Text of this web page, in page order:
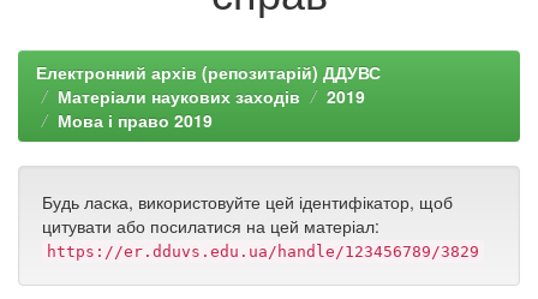
Електронний архів (репозитарій) ДДУВС
Матеріали наукових заходів
2019
Мова і право 2019
Будь ласка, використовуйте цей ідентифікатор, щоб
цитувати або посилатися на цей матеріал:
https://er.dduvs.edu.ua/handle/123456789/3829